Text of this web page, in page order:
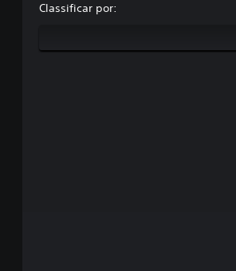
Classificar por: